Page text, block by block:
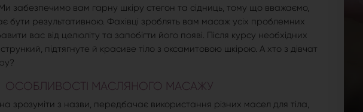
забезпечимо вам гарну шкіру стегон та сідниць, тому що вважаємо,
бути результативною. Фахівці зроблять вам масаж усіх проблемних
вас від целюліту та запобігти його появі. Після курсу необхідних
підтягнуте й красиве тіло з оксамитовою шкірою. А хто з дівчат
ОСОБЛИВОСТІ МАСЛЯНОГО МАСАЖУ
зрозуміти з назви, передбачає використання різних масел для тіла,